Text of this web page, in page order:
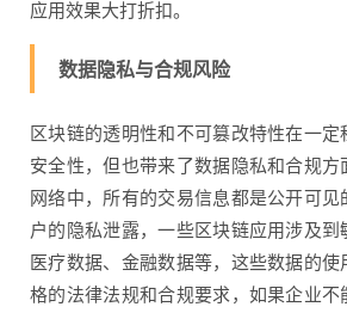
应用效果大打折扣。
数据隐私与合规风险
区块链的透明性和不可篡改特性在一
安全性，但也带来了数据隐私和合规
网络中，所有的交易信息都是公开可
户的隐私泄露，一些区块链应用涉及
医疗数据、金融数据等，这些数据的
格的法律法规和合规要求，如果企业